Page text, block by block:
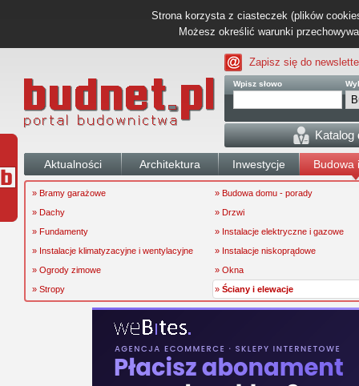
Strona korzysta z ciasteczek (plików
Możesz określić warunki
Zapisz się do
Wpisz słowo
Katalog
Aktualności Architektura Inwestycje Budowa
» Bramy garażowe
» Budowa domu - porady
» Dachy
» Drzwi
» Fundamenty
» Instalacje elektryczne i gazowe
» Instalacje klimatyzacyjne i wentylacyjne
» Instalacje niskoprądowe
» Ogrody zimowe
» Okna
» Stropy
» Ściany i elewacje